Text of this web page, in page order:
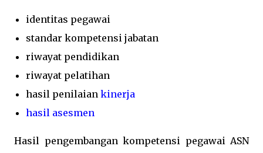
identitas pegawai
standar kompetensi jabatan
riwayat pendidikan
riwayat pelatihan
hasil penilaian kinerja
hasil asesmen
Hasil pengembangan kompetensi pegawai ASN